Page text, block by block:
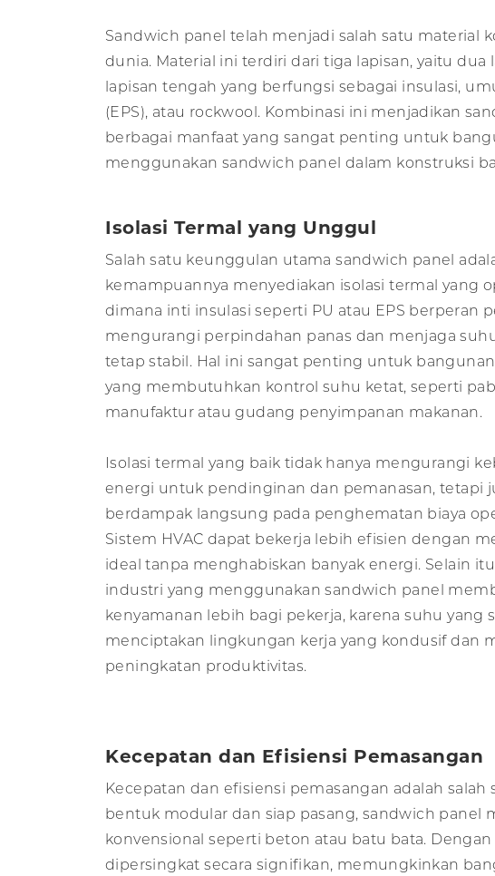
Sandwich panel telah menjadi salah satu
dunia. Material ini terdiri dari tiga lapisan, yaitu
lapisan tengah yang berfungsi sebagai insulasi,
(EPS), atau rockwool. Kombinasi ini menjadikan
berbagai manfaat yang sangat penting untuk
menggunakan sandwich panel dalam konstruksi
Isolasi Termal yang Unggul
Salah satu keunggulan utama sandwich panel
kemampuannya menyediakan isolasi termal yang
dimana inti insulasi seperti PU atau EPS berperan
mengurangi perpindahan panas dan menjaga
tetap stabil. Hal ini sangat penting untuk
yang membutuhkan kontrol suhu ketat, seperti
manufaktur atau gudang penyimpanan makanan.
Isolasi termal yang baik tidak hanya mengurangi
energi untuk pendinginan dan pemanasan, tetapi
berdampak langsung pada penghematan biaya
Sistem HVAC dapat bekerja lebih efisien dengan
ideal tanpa menghabiskan banyak energi. Selain
industri yang menggunakan sandwich panel
kenyamanan lebih bagi pekerja, karena suhu yang
menciptakan lingkungan kerja yang kondusif dan
peningkatan produktivitas.
Kecepatan dan Efisiensi Pemasangan
Kecepatan dan efisiensi pemasangan adalah
bentuk modular dan siap pasang, sandwich
konvensional seperti beton atau batu bata.
dipersingkat secara signifikan, memungkinkan